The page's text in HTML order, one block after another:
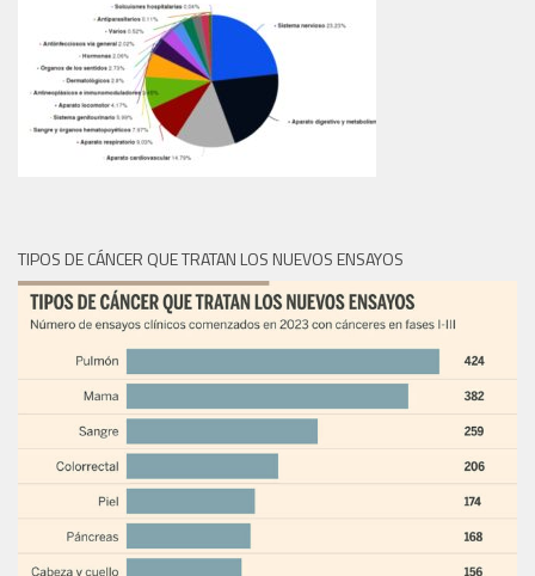
TIPOS DE CÁNCER QUE TRATAN LOS NUEVOS ENSAYOS